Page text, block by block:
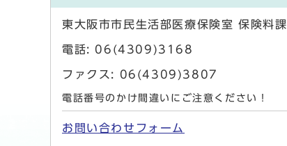
東大阪市市民生活部医療保険室 保険料課
電話: 06(4309)3168
ファクス: 06(4309)3807
電話番号のかけ間違いにご注意ください！
お問い合わせフォーム